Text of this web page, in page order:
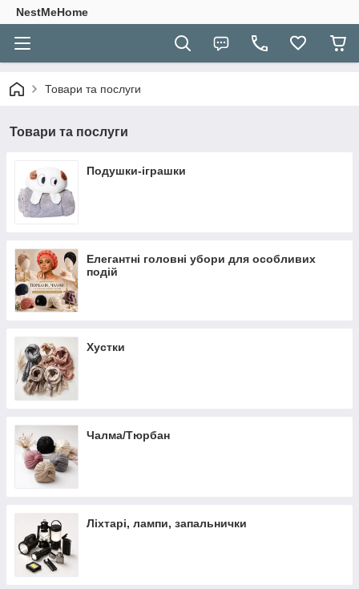
NestMeHome
Товари та послуги
Товари та послуги
Подушки-іграшки
Елегантні головні убори для особливих
подій
Хустки
Чалма/Тюрбан
Ліхтарі, лампи, запальнички